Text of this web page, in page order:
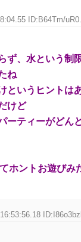
ID:B64Tm/
ず、水という制
ね
というヒントは
けど
ーティーがどん
ホントお遊びみ